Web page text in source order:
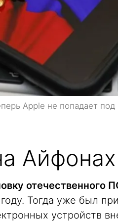
Apple не попадает под
Айфонах
отечественного
Тогда уже был
устройств